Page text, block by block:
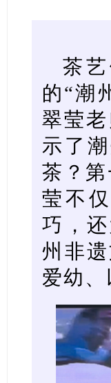
茶
的“潮
翠莹
示了
茶？
莹不
巧，
州非
爱幼